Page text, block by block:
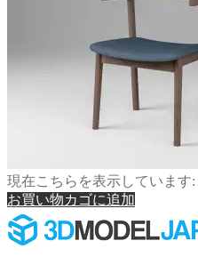
現在こちらを表示しています:
お買い物カゴに追加